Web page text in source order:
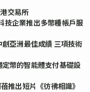
交易所
企業推出多幣種帳戶服
亞洲最佳成績 三項技術
幣的智能體支付基礎設
出短片《彷彿相識》